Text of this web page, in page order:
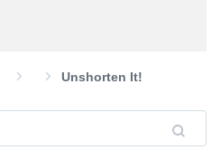
Unshorten It!